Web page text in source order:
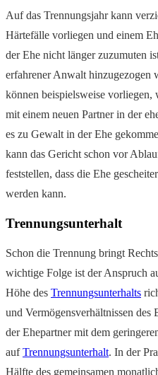
Auf das Trennungsjahr kann
Härtefälle vorliegen und einem
der Ehe nicht länger zuzumuten
erfahrener Anwalt hinzugezogen
können beispielsweise vorliegen,
mit einem neuen Partner in der
es zu Gewalt in der Ehe
kann das Gericht schon vor
feststellen, dass die Ehe
werden kann.
Trennungsunterhalt
Schon die Trennung bringt
wichtige Folge ist der Anspruch
Höhe des Trennungsunterhalts
und Vermögensverhältnissen des
der Ehepartner mit dem
aufTrennungsunterhalt. In der
Hälfte des gemeinsamen